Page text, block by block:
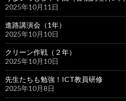
2025年10月11日
進路講演会（1年）
2025年10月10日
クリーン作戦（２年）
2025年10月10日
先生たちも勉強！ICT教員研修
2025年10月8日